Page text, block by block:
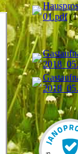
01.pdf